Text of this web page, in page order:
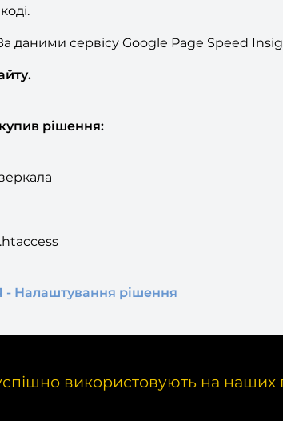
даними сервісу Google Page Speed
рішення:
Налаштування рішення
використовують на наших